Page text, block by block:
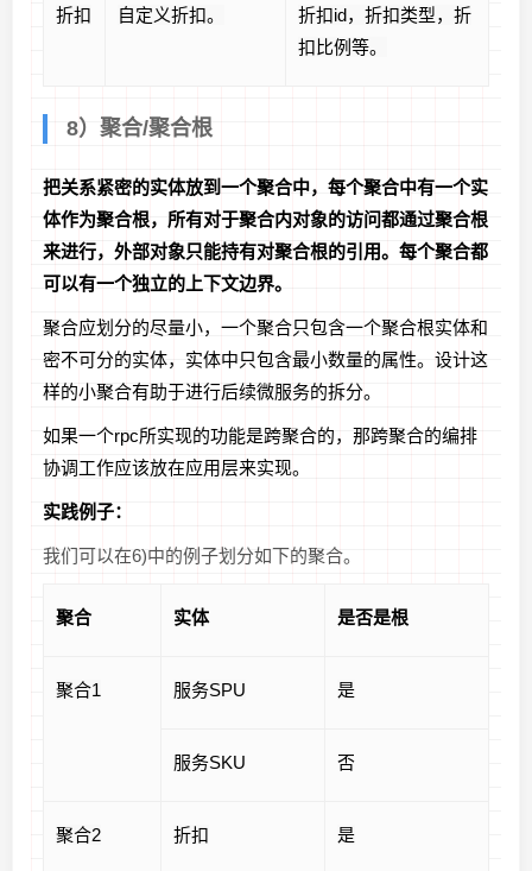
折扣 自定义折扣。
折扣id，折扣类型，折
扣比例等。
8）聚合/聚合根
把关系紧密的实体放到一个聚合中，每个聚合中有一个实
体作为聚合根，所有对于聚合内对象的访问都通过聚合根
来进行，外部对象只能持有对聚合根的引用。每个聚合都
可以有一个独立的上下文边界。
聚合应划分的尽量小，一个聚合只包含一个聚合根实体和
密不可分的实体，实体中只包含最小数量的属性。设计这
样的小聚合有助于进行后续微服务的拆分。
如果一个rpc所实现的功能是跨聚合的，那跨聚合的编排
协调工作应该放在应用层来实现。
实践例子：
我们可以在6)中的例子划分如下的聚合。
聚合 实体 是否是根
聚合1 服务SPU 是
服务SKU 否
聚合2 折扣 是